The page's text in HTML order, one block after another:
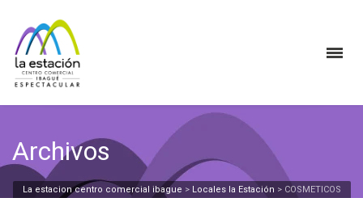
Archivos
La estacion centro comercial ibague > Locales la Estación > COSMETICOS